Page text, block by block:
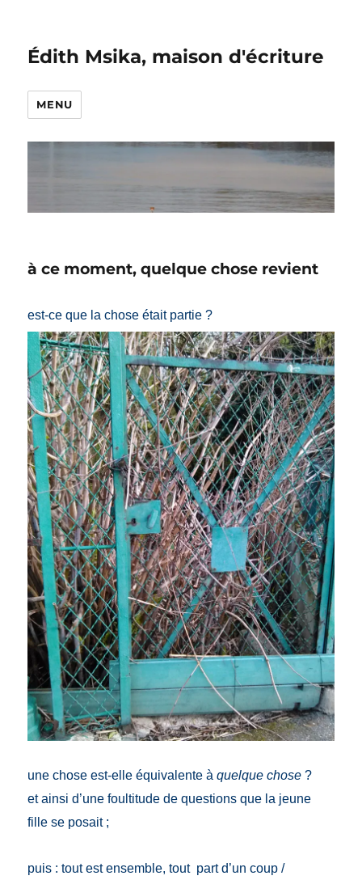
Édith Msika, maison d'écriture
MENU
à ce moment, quelque chose revient
est-ce que la chose était partie ?
une chose est-elle équivalente àquelque chose ?
et ainsi d’une foultitude de questions que la jeune
fille se posait ;
puis : tout est ensemble, tout part d’un coup /